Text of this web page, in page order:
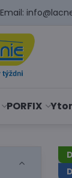
Email:
PORFIX